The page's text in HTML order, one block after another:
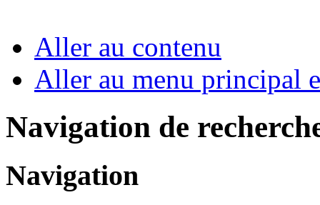
Aller au contenu
Aller au menu principal
Navigation de
Navigation